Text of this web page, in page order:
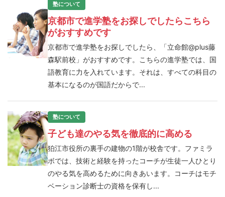
塾について
京都市で進学塾をお探しでしたらこちら
がおすすめです
京都市で進学塾をお探しでしたら、「立命館@plus藤
森駅前校」がおすすめです。こちらの進学塾では、国
語教育に力を入れています。それは、すべての科目の
基本になるのが国語だからで...
塾について
子ども達のやる気を徹底的に高める
狛江市役所の裏手の建物の1階が校舎です。ファミラ
ボでは、技術と経験を持ったコーチが生徒一人ひとり
のやる気を高めるために向きあいます。コーチはモチ
ベーション診断士の資格を保有し...